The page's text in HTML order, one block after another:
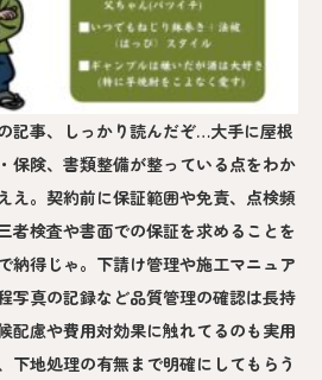
記事、しっかり読んだぞ…大手に屋根
保険、書類整備が整っている点をわか
え。契約前に保証範囲や免責、点検頻
者検査や書面での保証を求めることを
納得じゃ。下請け管理や施工マニュア
写真の記録など品質管理の確認は長持
配慮や費用対効果に触れてるのも実用
下地処理の有無まで明確にしてもらう